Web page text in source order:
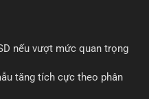
nếu vượt mức quan trọng
tăng tích cực theo phân